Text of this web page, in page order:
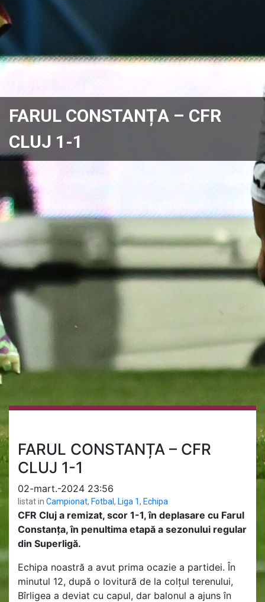
FARUL CONSTANȚA – CFR
CLUJ 1-1
FARUL CONSTANȚA – CFR
CLUJ 1-1
02-mart.-2024 23:56
listat in Campionat, Fotbal , Liga 1, Echipa
CFR Cluj a remizat, scor 1-1, în deplasare cu Farul
Constanța, în penultima etapă a sezonului regular
din Superligă.
Echipa noastră a avut prima ocazie a partidei. În
minutul 12, după o lovitură de la colțul terenului,
Bîrligea a deviat cu capul, dar balonul a ajuns în